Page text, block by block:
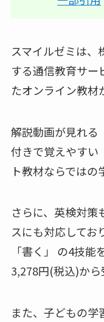
スマイルゼミは、
する通信教育サー
たオンライン教材
解説動画が見れる
付きで覚えやすい
ト教材ならではの
さらに、英検対策
スにも対応してお
「書く」 の4技
3,278円(税込)から
また、子どもの学